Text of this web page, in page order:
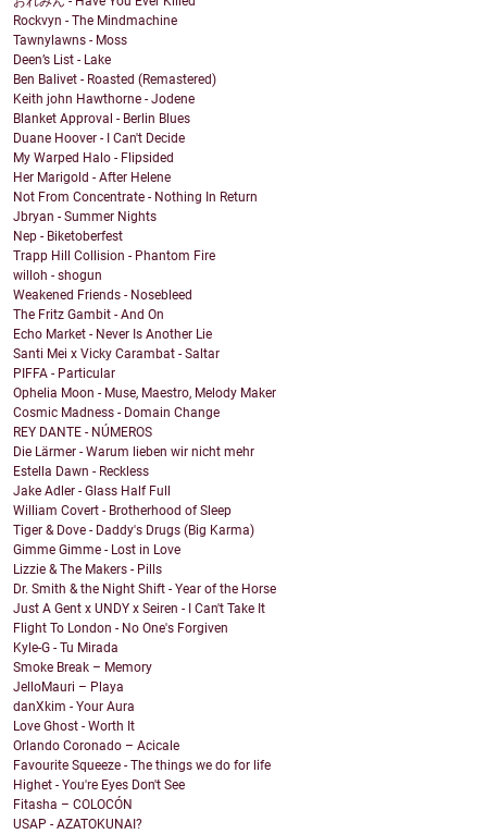
Rockvyn - The Mindmachine
Tawnylawns - Moss
Deen’s List - Lake
Ben Balivet - Roasted (Remastered)
Keith john Hawthorne - Jodene
Blanket Approval - Berlin Blues
Duane Hoover - I Can't Decide
My Warped Halo - Flipsided
Her Marigold - After Helene
Not From Concentrate - Nothing In Return
Jbryan - Summer Nights
Nep - Biketoberfest
Trapp Hill Collision - Phantom Fire
willoh - shogun
Weakened Friends - Nosebleed
The Fritz Gambit - And On
Echo Market - Never Is Another Lie
Santi Mei x Vicky Carambat - Saltar
PIFFA - Particular
Ophelia Moon - Muse, Maestro, Melody Maker
Cosmic Madness - Domain Change
REY DANTE - NÚMEROS
Die Lärmer - Warum lieben wir nicht mehr
Estella Dawn - Reckless
Jake Adler - Glass Half Full
William Covert - Brotherhood of Sleep
Tiger & Dove - Daddy's Drugs (Big Karma)
Gimme Gimme - Lost in Love
Lizzie & The Makers - Pills
Dr. Smith & the Night Shift - Year of the Horse
Just A Gent x UNDY x Seiren - I Can't Take It
Flight To London - No One's Forgiven
Kyle-G - Tu Mirada
Smoke Break – Memory
JelloMauri – Playa
danXkim - Your Aura
Love Ghost - Worth It
Orlando Coronado – Acicale
Favourite Squeeze - The things we do for life
Highet - You're Eyes Don't See
Fitasha – COLOCÓN
USAP - AZATOKUNAI?